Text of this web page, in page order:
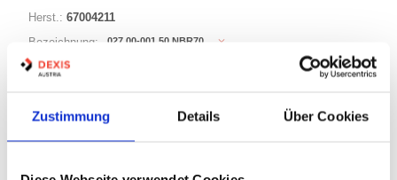
Zustimmung Details Über Cookies
Herst.: 67004211
Bezeichnung:
027,00-001,50 NBR70
ID: 27,00mm